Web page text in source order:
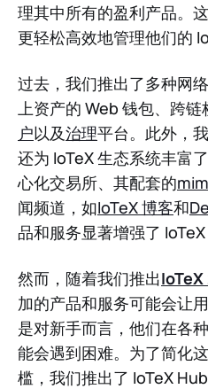
理其中所有的盈利产品。
更轻松高效地管理他们的
过去，我们推出了多种网
上资产的 Web 钱包、跨链
户以及治理平台。此外，
还为 IoTeX 生态系统丰富
心化交易所、其配套的
闻频道，如IoTeX 博客和
品和服务显著增强了 IoTeX
然而，随着我们推出
加的产品和服务可能会让
是对新手而言，他们在各
能会遇到困难。为了简化
槛，我们推出了 IoTeX